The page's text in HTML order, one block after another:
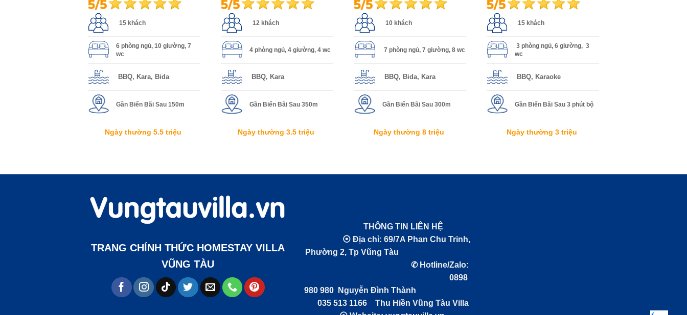
15 khách
6 phòng ngủ, 10 giường, 7
wc
BBQ, Kara, Bida
Gần Biển Bãi Sau 150m
Ngày thường 5.5 triệu
12 khách
4 phòng ngủ, 4 giường, 4 wc
BBQ, Kara
Gần Biển Bãi Sau 350m
Ngày thường 3.5 triệu
10 khách
7 phòng ngủ, 7 giường, 8 wc
BBQ, Bida, Kara
Gần Biển Bãi Sau 300m
Ngày thường 8 triệu
15 khách
3 phòng ngủ, 6 giường, 3
wc
BBQ, Karaoke
Gần Biển Bãi Sau 3 phút bộ
Ngày thường 3 triệu
TRANG CHÍNH THỨC HOMESTAY VILLA
VŨNG TÀU
THÔNG TIN LIÊN HỆ
⦿ Địa chỉ: 69/7A Phan Chu Trinh,
Phường 2, Tp Vũng Tàu
✆ Hotline/Zalo:
0898
980 980 Nguyễn Đình Thành
035 513 1166 Thu Hiền Vũng Tàu Villa